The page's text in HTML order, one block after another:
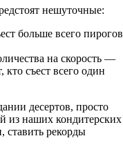
нешуточные:
больше всего пирогов
на скорость —
кто съест всего один
десертов, просто
из наших кондитерских
рекорды